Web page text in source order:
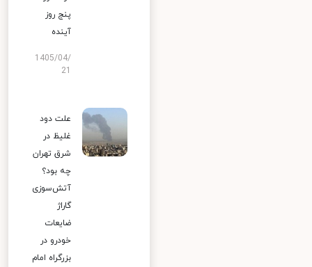
پنج روز
آینده
1405/04/
علت دود
غلیظ در
شرق تهران
چه بود؟
آتش‌سوزی
گاراژ
ضایعات
خودرو در
بزرگراه امام